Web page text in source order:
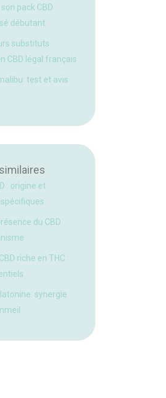
pack CBD
débutant
substituts
CBD légal français
test et avis
: origine et
du CBD
riche en THC :
synergie